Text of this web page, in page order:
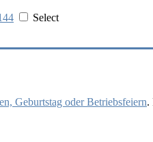
Select
Geburtstag oder Betriebsfeiern.